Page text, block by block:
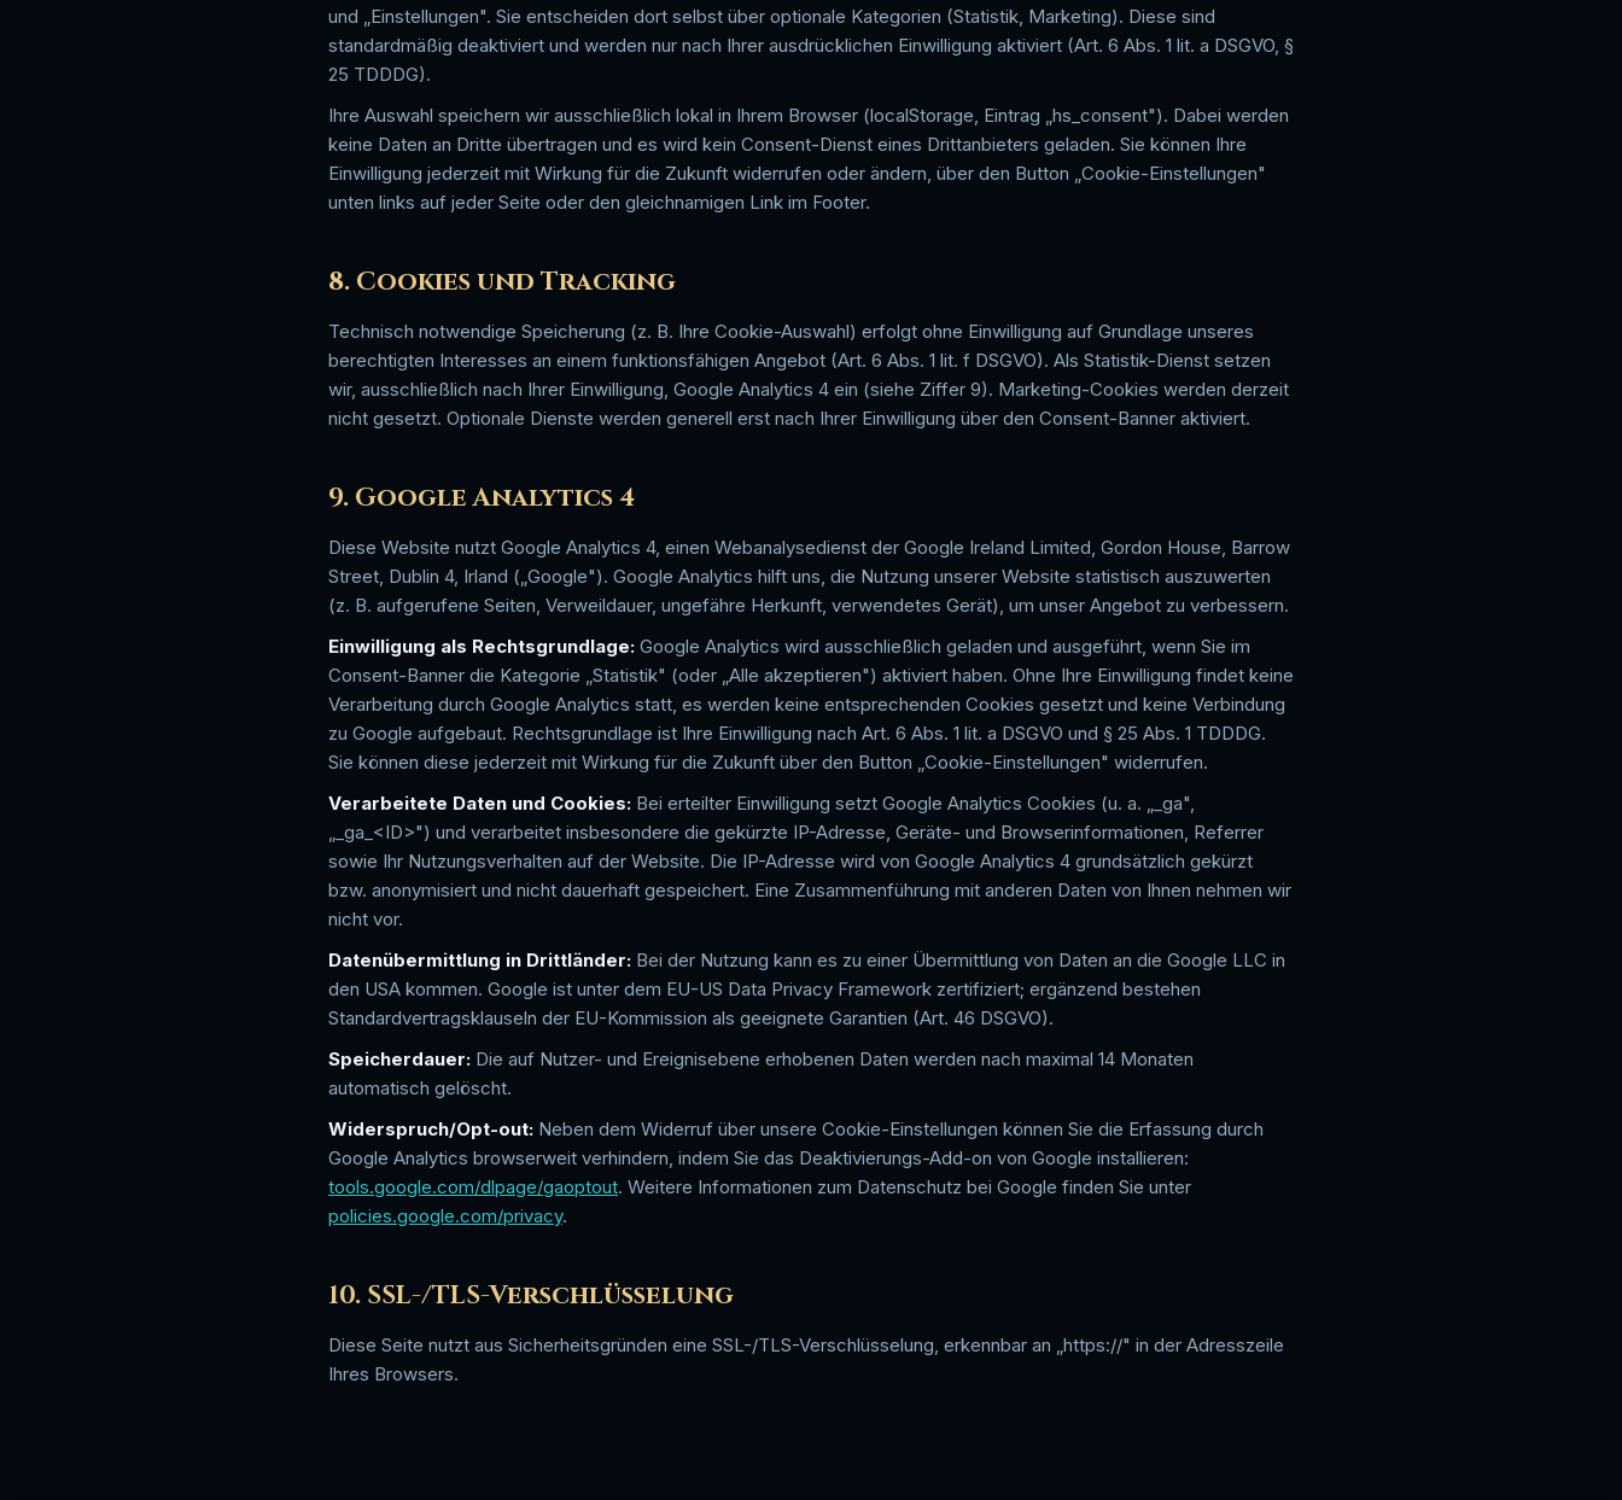
und „Einstellungen". Sie entscheiden dort selbst über optionale Kategorien (Statistik, Marketing). Diese sind
standardmäßig deaktiviert und werden nur nach Ihrer ausdrücklichen Einwilligung aktiviert (Art. 6 Abs. 1 lit. a DSGVO, §
25 TDDDG).
Ihre Auswahl speichern wir ausschließlich lokal in Ihrem Browser (localStorage, Eintrag „hs_consent"). Dabei werden
keine Daten an Dritte übertragen und es wird kein Consent-Dienst eines Drittanbieters geladen. Sie können Ihre
Einwilligung jederzeit mit Wirkung für die Zukunft widerrufen oder ändern, über den Button „Cookie-Einstellungen"
unten links auf jeder Seite oder den gleichnamigen Link im Footer.
8. Cookies und Tracking
Technisch notwendige Speicherung (z. B. Ihre Cookie-Auswahl) erfolgt ohne Einwilligung auf Grundlage unseres
berechtigten Interesses an einem funktionsfähigen Angebot (Art. 6 Abs. 1 lit. f DSGVO). Als Statistik-Dienst setzen
wir, ausschließlich nach Ihrer Einwilligung, Google Analytics 4 ein (siehe Ziffer 9). Marketing-Cookies werden derzeit
nicht gesetzt. Optionale Dienste werden generell erst nach Ihrer Einwilligung über den Consent-Banner aktiviert.
9. Google Analytics 4
Diese Website nutzt Google Analytics 4, einen Webanalysedienst der Google Ireland Limited, Gordon House, Barrow
Street, Dublin 4, Irland („Google"). Google Analytics hilft uns, die Nutzung unserer Website statistisch auszuwerten
(z. B. aufgerufene Seiten, Verweildauer, ungefähre Herkunft, verwendetes Gerät), um unser Angebot zu verbessern.
Einwilligung als Rechtsgrundlage: Google Analytics wird ausschließlich geladen und ausgeführt, wenn Sie im
Consent-Banner die Kategorie „Statistik" (oder „Alle akzeptieren") aktiviert haben. Ohne Ihre Einwilligung findet keine
Verarbeitung durch Google Analytics statt, es werden keine entsprechenden Cookies gesetzt und keine Verbindung
zu Google aufgebaut. Rechtsgrundlage ist Ihre Einwilligung nach Art. 6 Abs. 1 lit. a DSGVO und § 25 Abs. 1 TDDDG.
Sie können diese jederzeit mit Wirkung für die Zukunft über den Button „Cookie-Einstellungen" widerrufen.
Verarbeitete Daten und Cookies: Bei erteilter Einwilligung setzt Google Analytics Cookies (u. a. „_ga",
„_ga_<ID>") und verarbeitet insbesondere die gekürzte IP-Adresse, Geräte- und Browserinformationen, Referrer
sowie Ihr Nutzungsverhalten auf der Website. Die IP-Adresse wird von Google Analytics 4 grundsätzlich gekürzt
bzw. anonymisiert und nicht dauerhaft gespeichert. Eine Zusammenführung mit anderen Daten von Ihnen nehmen wir
nicht vor.
Datenübermittlung in Drittländer: Bei der Nutzung kann es zu einer Übermittlung von Daten an die Google LLC in
den USA kommen. Google ist unter dem EU-US Data Privacy Framework zertifiziert; ergänzend bestehen
Standardvertragsklauseln der EU-Kommission als geeignete Garantien (Art. 46 DSGVO).
Speicherdauer: Die auf Nutzer- und Ereignisebene erhobenen Daten werden nach maximal 14 Monaten
automatisch gelöscht.
Widerspruch/Opt-out: Neben dem Widerruf über unsere Cookie-Einstellungen können Sie die Erfassung durch
Google Analytics browserweit verhindern, indem Sie das Deaktivierungs-Add-on von Google installieren:
tools.google.com/dlpage/gaoptout. Weitere Informationen zum Datenschutz bei Google finden Sie unter
policies.google.com/privacy.
10. SSL-/TLS-Verschlüsselung
Diese Seite nutzt aus Sicherheitsgründen eine SSL-/TLS-Verschlüsselung, erkennbar an „https://" in der Adresszeile
Ihres Browsers.